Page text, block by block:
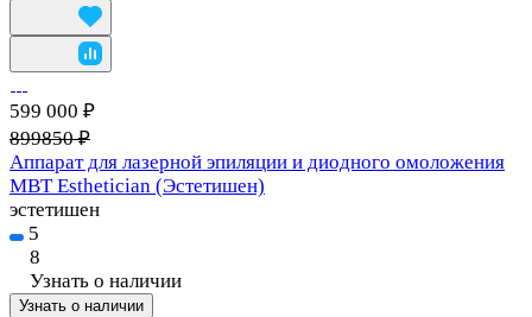
599 000 ₽
899850 ₽
Аппарат для лазерной эпиляции и диодного омоложения
MBT Esthetician (Эстетишен)
эстетишен
5
8
Узнать о наличии
Узнать о наличии